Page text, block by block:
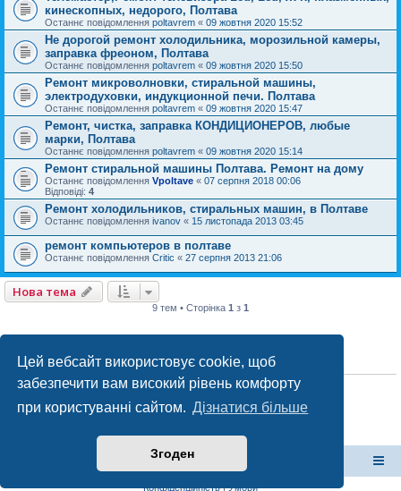
Цей вебсайт використовує cookie, щоб
забезпечити вам високий рівень комфорту
при користуванні сайтом. Дізнатися більше
Згоден
кинескопных, недорого, Полтава
Останнє повідомлення poltavrem « 09 жовтня 2020 15:52
Не дорогой ремонт холодильника, морозильной камеры,
заправка фреоном, Полтава
Останнє повідомлення poltavrem « 09 жовтня 2020 15:50
Ремонт микроволновки, стиральной машины,
электродуховки, индукционной печи. Полтава
Останнє повідомлення poltavrem « 09 жовтня 2020 15:47
Ремонт, чистка, заправка КОНДИЦИОНЕРОВ, любые
марки, Полтава
Останнє повідомлення poltavrem « 09 жовтня 2020 15:14
Ремонт стиральной машины Полтава. Ремонт на дому
Останнє повідомлення Vpoltave « 07 серпня 2018 00:06
Відповіді: 4
Ремонт холодильников, стиральных машин, в Полтаве
Останнє повідомлення ivanov « 15 листопада 2013 03:45
ремонт компьютеров в полтаве
Останнє повідомлення Critic « 27 серпня 2013 21:06
Нова тема
9 тем • Сторінка 1 з 1
ПРАВА ДОСТУПУ
Вине можетестворювати нові теми у цьому форумі
не можетередагувати ваші повідомлення у цьому форумі
додавати файли у цьому форумі
Список форумів
Конфіденційність|Умови